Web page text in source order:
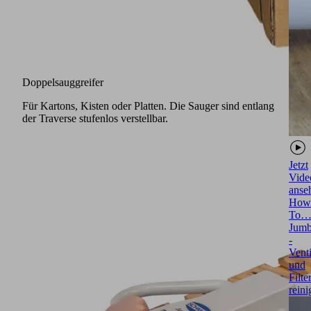
Doppelsauggreifer
Für Kartons, Kisten oder Platten. Die Sauger sind entlang
der Traverse stufenlos verstellbar.
Jetzt
How
-
und